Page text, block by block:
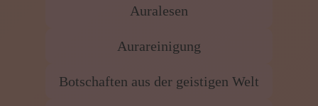
Auralesen
Aurareinigung
Botschaften aus der geistigen Welt